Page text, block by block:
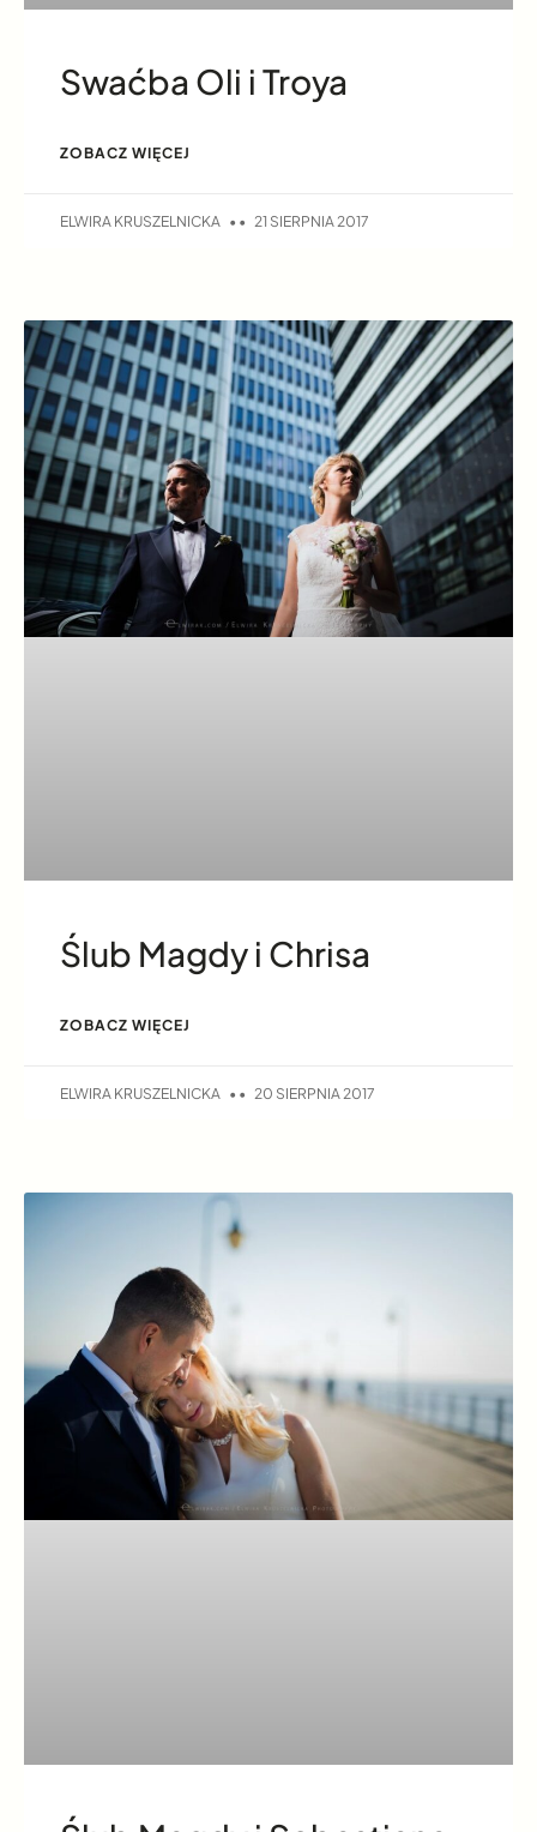
Swaćba Oli i Troya
ZOBACZ WIĘCEJ
ELWIRA KRUSZELNICKA 21 SIERPNIA 2017
Ślub Magdy i Chrisa
ZOBACZ WIĘCEJ
ELWIRA KRUSZELNICKA 20 SIERPNIA 2017